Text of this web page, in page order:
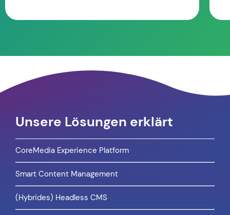
Unsere Lösungen erklärt
CoreMedia Experience Platform
Smart Content Management
(Hybrides) Headless CMS